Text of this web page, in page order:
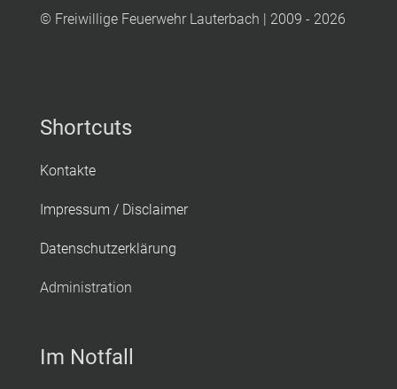
© Freiwillige Feuerwehr Lauterbach | 2009 - 2026
Shortcuts
Kontakte
Impressum / Disclaimer
Datenschutzerklärung
Administration
Im Notfall